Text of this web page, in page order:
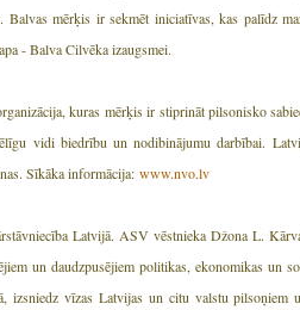
mērķis ir sekmēt iniciatīvas, kas palīdz
- Balva Cilvēka izaugsmei.
kuras mērķis ir stiprināt pilsonisko
vidi biedrību un nodibinājumu darbībai.
Sīkāka informācija: www.nvo.lv
Latvijā. ASV vēstnieka Džona L.
un daudzpusējiem politikas, ekonomikas un
vīzas Latvijas un citu valstu pilsoņiem